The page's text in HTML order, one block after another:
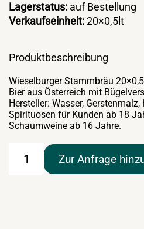
Lagerstatus: auf Bestellung
Verkaufseinheit:20×0,5lt
Produktbeschreibung
Wieselburger Stammbräu
Bier aus Österreich mit
Hersteller: Wasser,
Spirituosen für Kunden ab 18
Schaumweine ab 16 Jahre.
Wieselburger
Stammbräu
Zur Anfrage